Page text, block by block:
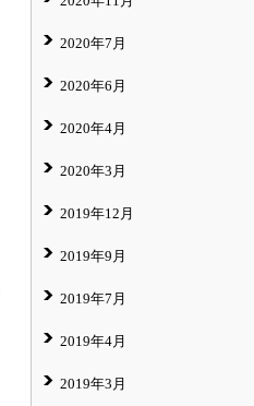
2020年7月
2020年6月
2020年4月
2020年3月
2019年12月
2019年9月
2019年7月
2019年4月
2019年3月